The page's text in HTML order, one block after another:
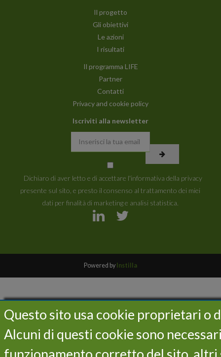
Il progetto
Gli obiettivi
Le azioni
I risultati
Il programma LIFE
Partner
Contatti
Privacy and cookie policy
Iscriviti alla newsletter
Dichiaro di aver letto e di accettare l'informativa della privacy
presente sul sito, e presto il consenso al trattamento dei miei
dati per finalità di marketing e analisi statistica.
Powered by Instilla
Questo sito usa cookie proprietari o
Alcuni di questi cookie sono